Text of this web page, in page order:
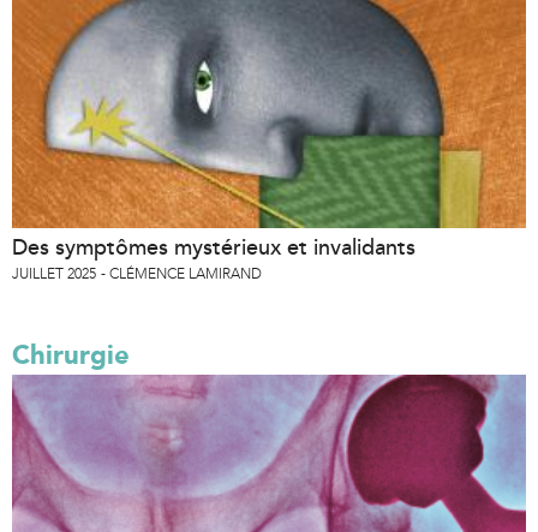
Des symptômes mystérieux et invalidants
JUILLET 2025 CLÉMENCE LAMIRAND
Chirurgie